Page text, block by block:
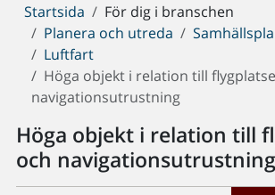
Du
är
här:
Startsida
För dig i branschen
Planera och utreda
Luftfart
Höga objekt i relation till
navigationsutrustning
Höga objekt i relation till
och navigationsutrustning